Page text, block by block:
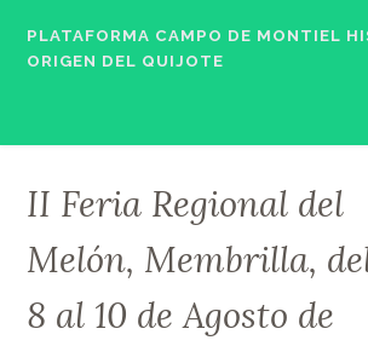
content
PLATAFORMA CAMPO DE MONTIEL
ORIGEN DEL QUIJOTE
II Feria Regional del
Melón, Membrilla,
8 al 10 de Agosto de